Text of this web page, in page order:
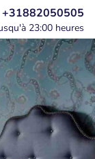
+31882050505
23:00 heures